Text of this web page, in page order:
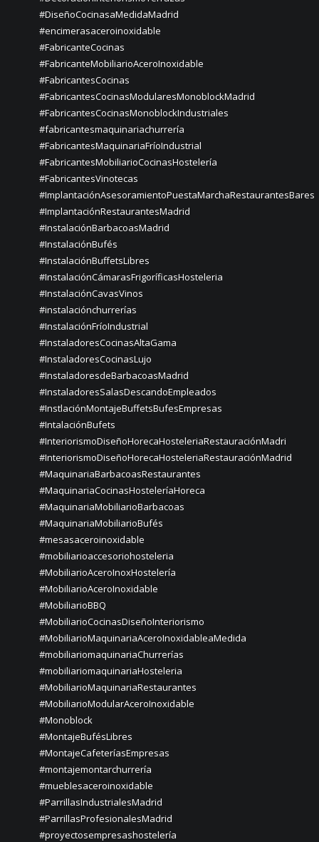
#DiseñoCocinasaMedidaMadrid
#encimerasaceroinoxidable
#FabricanteCocinas
#FabricanteMobiliarioAceroInoxidable
#FabricantesCocinas
#FabricantesCocinasModularesMonoblockMadrid
#FabricantesCocinasMonoblockIndustriales
#fabricantesmaquinariachurrería
#FabricantesMaquinariaFríoIndustrial
#FabricantesMobiliarioCocinasHostelería
#FabricantesVinotecas
#ImplantaciónAsesoramientoPuestaMarchaRestaurantesBares
#ImplantaciónRestaurantesMadrid
#InstalaciónBarbacoasMadrid
#InstalaciónBufés
#InstalaciónBuffetsLibres
#InstalaciónCámarasFrigoríficasHosteleria
#InstalaciónCavasVinos
#instalaciónchurrerías
#InstalaciónFríoIndustrial
#InstaladoresCocinasAltaGama
#InstaladoresCocinasLujo
#InstaladoresdeBarbacoasMadrid
#InstaladoresSalasDescandoEmpleados
#InstlaciónMontajeBuffetsBufesEmpresas
#IntalaciónBufets
#InteriorismoDiseñoHorecaHosteleriaRestauraciónMadri
#InteriorismoDiseñoHorecaHosteleriaRestauraciónMadrid
#MaquinariaBarbacoasRestaurantes
#MaquinariaCocinasHosteleríaHoreca
#MaquinariaMobiliarioBarbacoas
#MaquinariaMobiliarioBufés
#mesasaceroinoxidable
#mobiliarioaccesoriohosteleria
#MobiliarioAceroInoxHostelería
#MobiliarioAceroInoxidable
#MobiliarioBBQ
#MobiliarioCocinasDiseñoInteriorismo
#MobiliarioMaquinariaAceroInoxidableaMedida
#mobiliariomaquinariaChurrerías
#mobiliariomaquinariaHosteleria
#MobiliarioMaquinariaRestaurantes
#MobiliarioModularAceroInoxidable
#Monoblock
#MontajeBufésLibres
#MontajeCafeteríasEmpresas
#montajemontarchurrería
#mueblesaceroinoxidable
#ParrillasIndustrialesMadrid
#ParrillasProfesionalesMadrid
#proyectosempresashostelería